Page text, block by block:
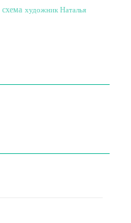
схема художник Наталья